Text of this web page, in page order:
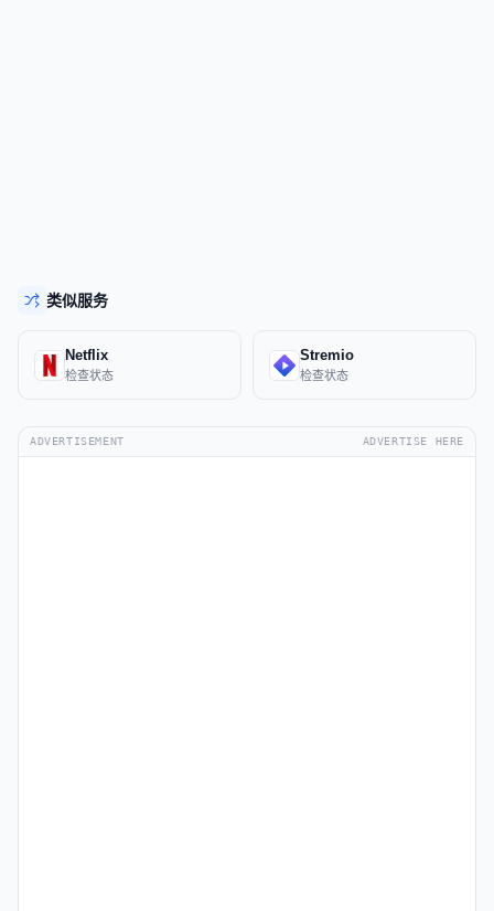
类似服务
Netflix
检查状态
Stremio
检查状态
ADVERTISEMENT ADVERTISE HERE